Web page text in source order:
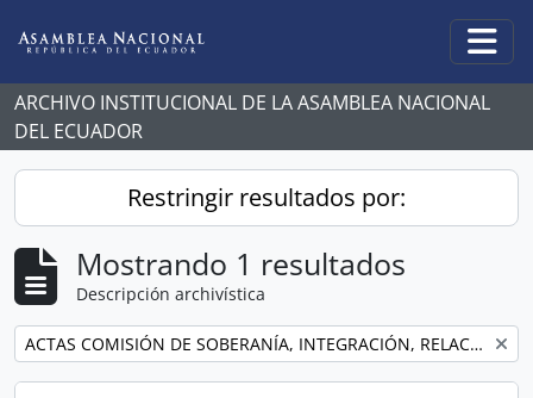
ARCHIVO INSTITUCIONAL DE LA ASAMBLEA NACIONAL
DEL ECUADOR
Restringir resultados por:
Mostrando 1 resultados
Descripción archivística
Remove filter: ACTAS COMISIÓN DE SOBERANÍA, INTEGRACIÓN, RELACIONES INTERNACIONALES Y SEGURIDAD INTEGRAL